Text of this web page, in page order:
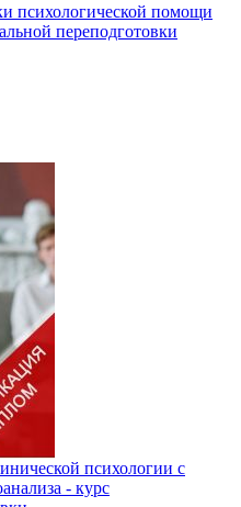
психологической помощи
переподготовки
психологии с
- курс